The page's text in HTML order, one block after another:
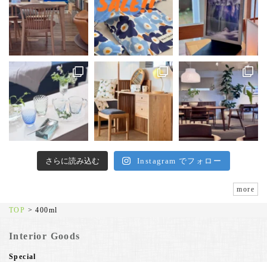
さらに読み込む Instagram でフォロー
more
TOP >400ml
Interior Goods
Special